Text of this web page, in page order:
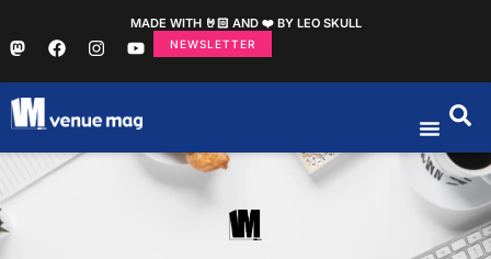
MADE WITH 🤘🏻 AND ❤️ BY LEO SKULL
NEWSLETTER